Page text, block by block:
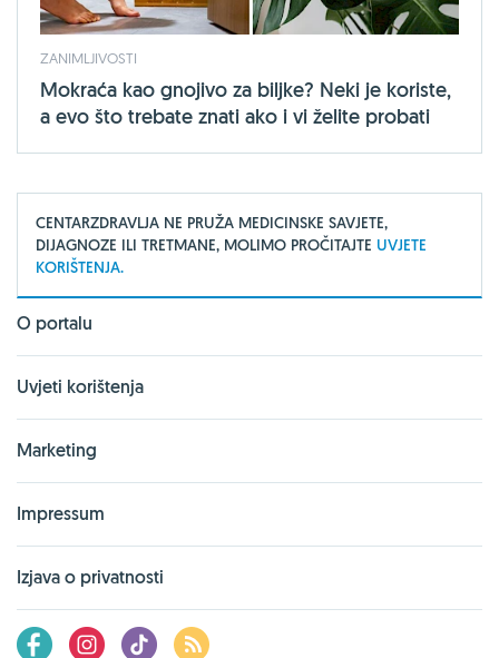
ZANIMLJIVOSTI
Mokraća kao gnojivo za biljke? Neki je koriste,
a evo što trebate znati ako i vi želite probati
CENTARZDRAVLJA NE PRUŽA MEDICINSKE SAVJETE,
DIJAGNOZE ILI TRETMANE, MOLIMO PROČITAJTE UVJETE
KORIŠTENJA.
O portalu
Uvjeti korištenja
Marketing
Impressum
Izjava o privatnosti